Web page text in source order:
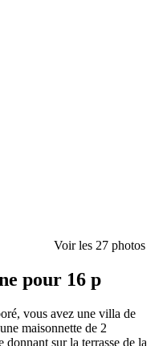
Voir les 27 photos
pour 16 p
vous avez une villa de
maisonnette de 2
sur la terrasse de la